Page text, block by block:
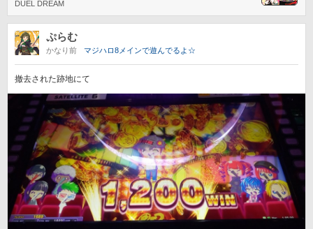
DUEL DREAM
ぷらむ
かなり前 マジハロ8メインで遊んでるよ☆
撤去された跡地にて